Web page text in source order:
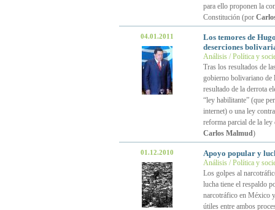
para ello proponen la
Constitución (por
04.01.2011
Los temores de
deserciones
Análisis / Política y
Tras los resultados de
gobierno bolivariano de
resultado de la derrota
“ley habilitante” (que
internet) o una ley
reforma parcial de la
Carlos Malmud)
01.12.2010 Apoyo popular y
Análisis / Política y
Los golpes al
lucha tiene el respaldo
narcotráfico en México
útiles entre ambos